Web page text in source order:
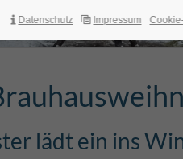
Datenschutz Impressum
lädt ein ins